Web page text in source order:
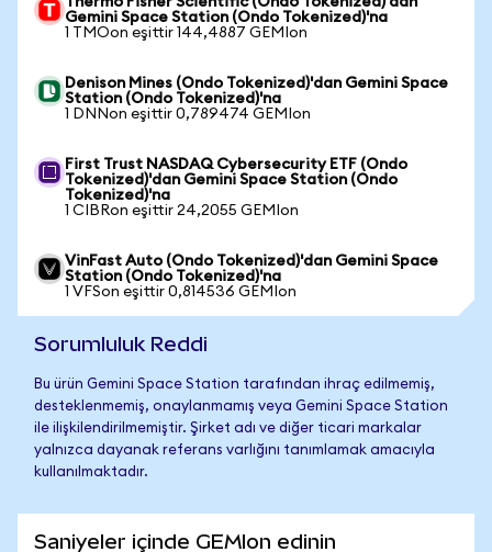
Gemini Space Station (Ondo Tokenized)'na
1 TMOon eşittir 144,4887 GEMIon
Denison Mines (Ondo Tokenized)'dan Gemini Space
Station (Ondo Tokenized)'na
1 DNNon eşittir 0,789474 GEMIon
First Trust NASDAQ Cybersecurity ETF (Ondo
Tokenized)'dan Gemini Space Station (Ondo
Tokenized)'na
1 CIBRon eşittir 24,2055 GEMIon
VinFast Auto (Ondo Tokenized)'dan Gemini Space
Station (Ondo Tokenized)'na
1 VFSon eşittir 0,814536 GEMIon
Sorumluluk Reddi
Bu ürün Gemini Space Station tarafından ihraç edilmemiş,
desteklenmemiş, onaylanmamış veya Gemini Space Station
ile ilişkilendirilmemiştir. Şirket adı ve diğer ticari markalar
yalnızca dayanak referans varlığını tanımlamak amacıyla
kullanılmaktadır.
Saniyeler içinde GEMIon edinin